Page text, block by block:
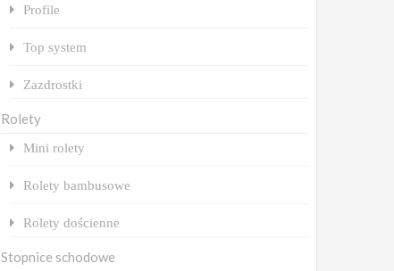
Profile
Top system
Zazdrostki
Rolety
Mini rolety
Rolety bambusowe
Rolety dościenne
Stopnice schodowe